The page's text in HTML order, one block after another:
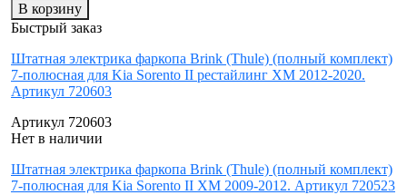
В корзину
Быстрый заказ
Штатная электрика фаркопа Brink (Thule) (полный комплект)
7-полюсная для Kia Sorento II рестайлинг XM 2012-2020.
Артикул 720603
Артикул 720603
Нет в наличии
Штатная электрика фаркопа Brink (Thule) (полный комплект)
7-полюсная для Kia Sorento II XM 2009-2012. Артикул 720523